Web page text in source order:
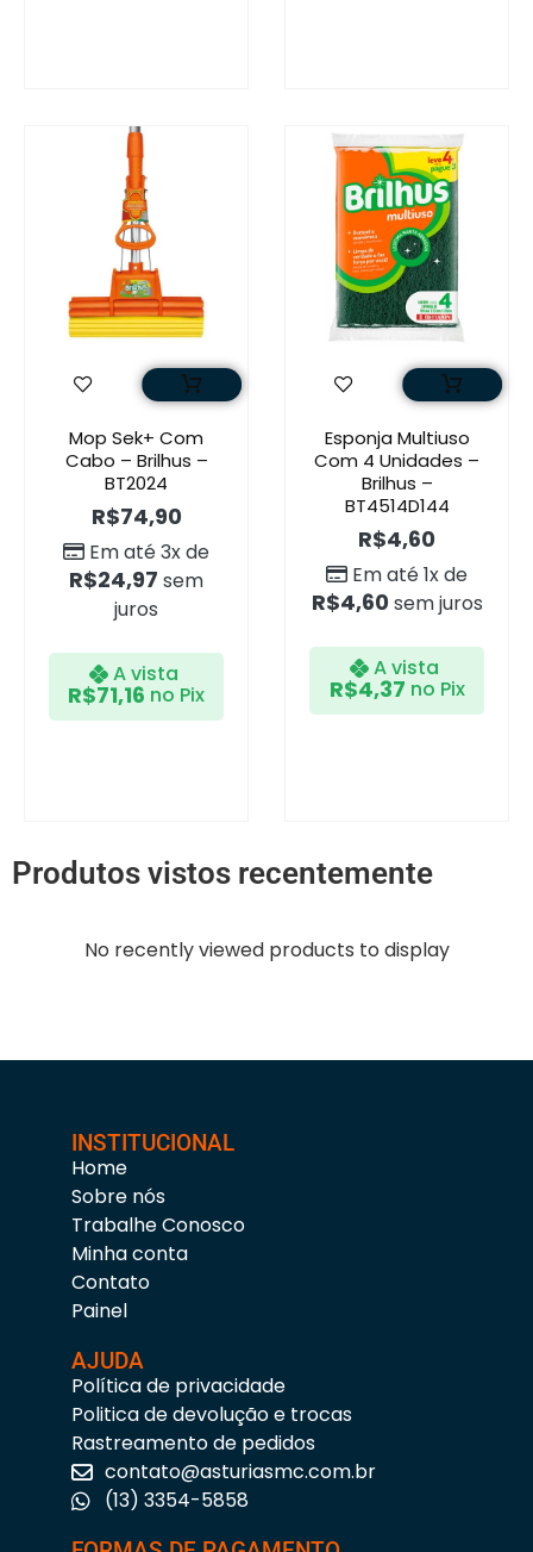
Mop Sek+ Com
Cabo – Brilhus –
BT2024
R$74,90
Em até 3x de
R$24,97 sem
juros
A vista
R$71,16 no Pix
Esponja Multiuso
Com 4 Unidades –
Brilhus –
BT4514D144
R$4,60
Em até 1x de
R$4,60 sem juros
A vista
R$4,37 no Pix
Produtos vistos recentemente
No recently viewed products to display
INSTITUCIONAL
Home
Sobre nós
Trabalhe Conosco
Minha conta
Contato
Painel
AJUDA
Política de privacidade
Politica de devolução e trocas
Rastreamento de pedidos
contato@asturiasmc.com.br
(13) 3354-5858